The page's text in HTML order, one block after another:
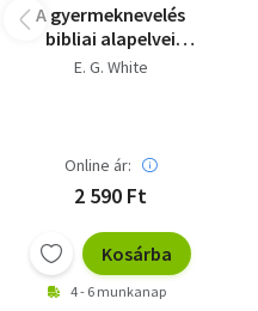
A gyermeknevelés
bibliai alapelvei
(Fejezetek E.G.White
E. G. White
Online ár:
2 590 Ft
Kosárba
4 - 6 munkanap